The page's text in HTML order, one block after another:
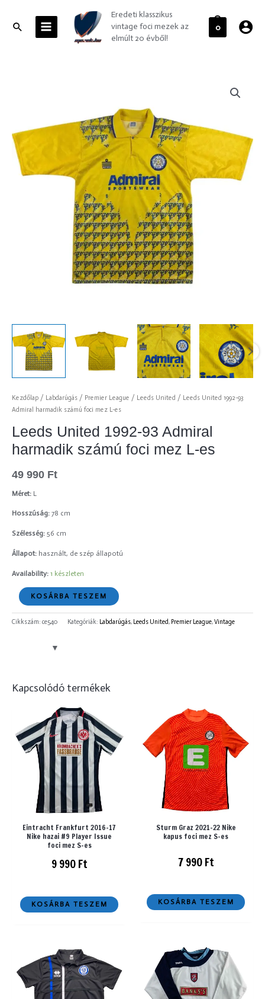
contentSearchMENU
Eredeti klasszikus
vintage foci mezek az
elmúlt 20 évből!
0
Kezdőlap / Labdarúgás / Premier League / Leeds United / Leeds United 1992-93
Admiral harmadik számú foci mez L-es
Leeds United 1992-93 Admiral
harmadik számú foci mez L-es
49 990 Ft
Méret: L
Hosszúság: 78 cm
Szélesség: 56 cm
Állapot: használt, de szép állapotú
Availability: 1 készleten
Admiral
harmadik
számú
foci
KOSÁRBA TESZEM
Cikkszám: ce540 Kategóriák: Labdarúgás, Leeds United, Premier League,Vintage
Kapcsolódó termékek
Eintracht Frankfurt 2016-17
Nike hazai #9 Player Issue
foci mez S-es
9 990Ft
KOSÁRBA TESZEM
Sturm Graz 2021-22 Nike
kapus foci mez S-es
7 990Ft
KOSÁRBA TESZEM